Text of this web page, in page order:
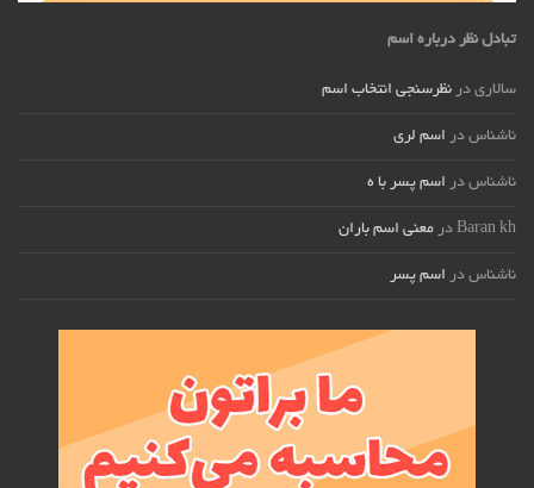
تبادل نظر درباره اسم
سالاری در نظرسنجی انتخاب اسم
ناشناس در اسم لری
ناشناس در اسم پسر با ه
Baran kh در معنی اسم باران
ناشناس در اسم پسر